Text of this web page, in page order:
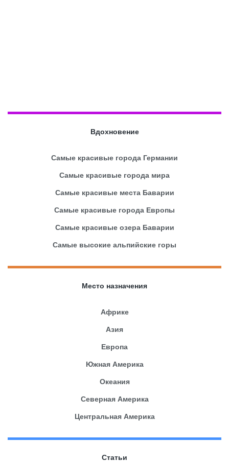
Вдохновение
Самые красивые города Германии
Самые красивые города мира
Самые красивые места Баварии
Самые красивые города Европы
Самые красивые озера Баварии
Самые высокие альпийские горы
Место назначения
Африке
Азия
Европа
Южная Америка
Океания
Северная Америка
Центральная Америка
Статьи